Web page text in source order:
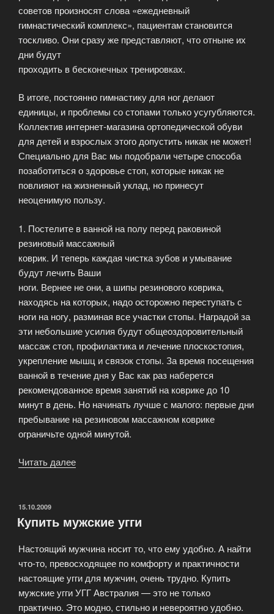
советов произносят слова «ежедневный
гимнастический комплекс», пациентам становится
тоскливо. Они сразу же представляют, что отныне их
дни будут
проходить в бесконечных тренировках.
В итоге, постоянно гимнастику для ног делают
единицы, и проблемы со стопами только усугубляются.
Коллектив интернет-магазина ортопедической обуви
для детей и взрослых этого допустить никак не может!
Специально для Вас мы подобрали четыре способа
позаботиться о здоровье стоп, которые никак не
повлияют на жизненный уклад, но принесут
неоценимую пользу.
1. Постелите в ванной на полу перед раковиной
резиновый массажный
коврик. И теперь каждая чистка зубов и умывание
будут лечить Ваши
ноги. Вернее не они, а шипы резинового коврика,
находясь на которых, надо осторожно переступать с
ноги на ногу, разминая все участки стопы. Наградой за
эти небольшие усилия будут общеоздоровительный
массаж стоп, профилактика и лечение плоскостопия,
укрепление мышц и связок стопы. За время посещения
ванной в течение дня у Вас как раз наберется
рекомендованное время занятий на коврике до 10
минут в день. Но начинать лучше с малого: первые дни
пребывание на резиновом массажном коврике
ограничьте одной минутой.
Читать далее
о
стоп»
ОПУБЛИКОВАНО
15.10.2009
Купить мужские угги
Настоящий мужчина носит то, что ему удобно. А найти
что-то, превосходящее по комфорту и практичности
настоящие угги для мужчин, очень трудно. Купить
мужские угги УГГ Австралия — это не только
практично. Это модно, стильно и невероятно удобно.